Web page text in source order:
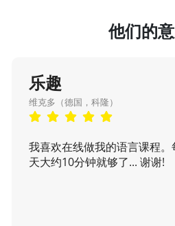
他们的
乐趣
维克多（德国，科隆）
我喜欢在线做我的语言课程。
天大约10分钟就够了... 谢谢!